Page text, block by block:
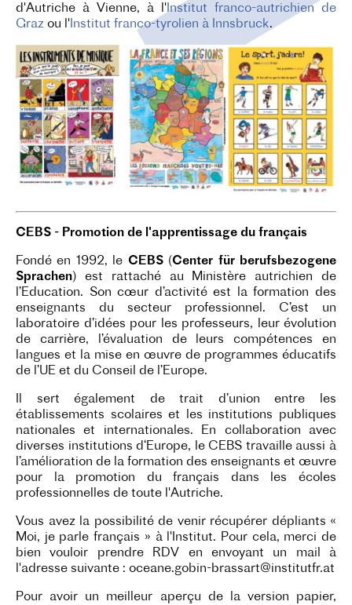
d'Autriche à Vienne, à l'Institut franco-autrichien de
Graz ou l' Institut franco-tyrolien à Innsbruck.
CEBS - Promotion de l'apprentissage du français
Fondé en 1992, le CEBS (Center für berufsbezogene
Sprachen) est rattaché au Ministère autrichien de
l’Education. Son cœur d’activité est la formation des
enseignants du secteur professionnel. C’est un
laboratoire d’idées pour les professeurs, leur évolution
de carrière, l’évaluation de leurs compétences en
langues et la mise en œuvre de programmes éducatifs
de l’UE et du Conseil de l’Europe.
Il sert également de trait d’union entre les
établissements scolaires et les institutions publiques
nationales et internationales. En collaboration avec
diverses institutions d‘Europe, le CEBS travaille aussi à
l’amélioration de la formation des enseignants et œuvre
pour la promotion du français dans les écoles
professionnelles de toute l'Autriche.
Vous avez la possibilité de venir récupérer dépliants «
Moi, je parle français » à l'Institut. Pour cela, merci de
bien vouloir prendre RDV en envoyant un mail à
l'adresse suivante : oceane.gobin-brassart@institutfr.at
Pour avoir un meilleur aperçu de la version papier,